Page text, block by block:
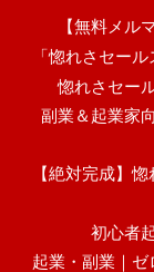
【無料メル
「惚れさセー
惚れさセー
副業＆起業家
【絶対完成】
初心者
起業・副業｜